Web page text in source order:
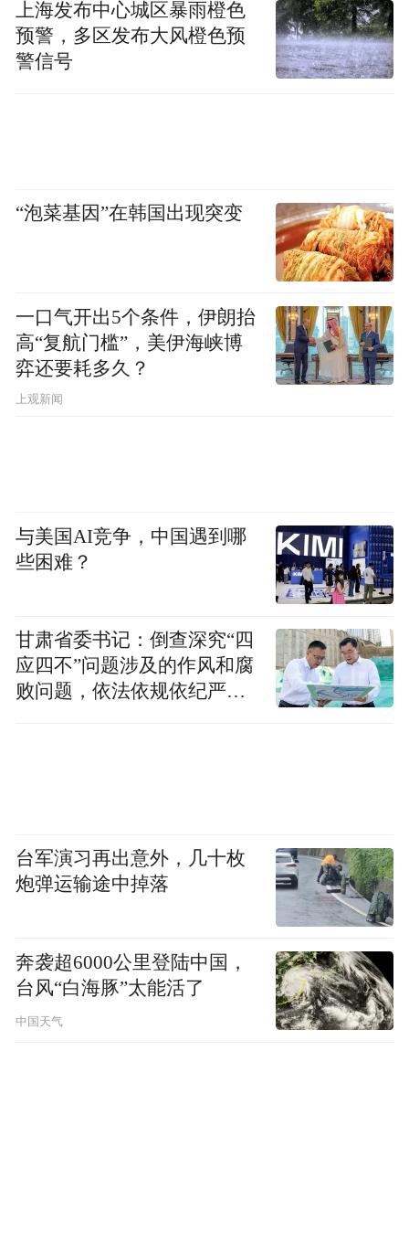
上海发布中心城区暴雨橙色
预警，多区发布大风橙色预
警信号
“泡菜基因”在韩国出现突变
一口气开出5个条件，伊朗抬
高“复航门槛”，美伊海峡博
弈还要耗多久？
上观新闻
与美国AI竞争，中国遇到哪
些困难？
甘肃省委书记：倒查深究“四
应四不”问题涉及的作风和腐
败问题，依法依规依纪严肃
台军演习再出意外，几十枚
炮弹运输途中掉落
奔袭超6000公里登陆中国，
台风“白海豚”太能活了
中国天气